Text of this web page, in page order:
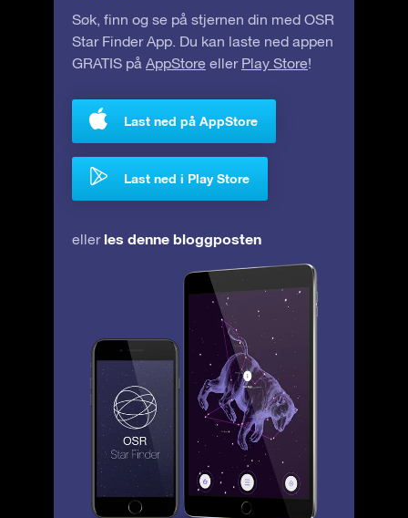
Søk, finn og se på stjernen din med OSR
Star Finder App. Du kan laste ned appen
GRATIS på AppStore eller Play Store!
Last ned på AppStore
Last ned i Play Store
eller les denne bloggposten